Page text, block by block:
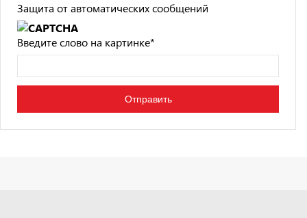
Защита от автоматических сообщений
Введите слово на картинке*